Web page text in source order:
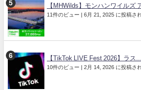
【MHWilds】モンハンワイルズ
11件のビュー | 6月 21, 2025 に投稿さ
【TikTok LIVE Fest 2026】ラス...
10件のビュー | 2月 14, 2026 に投稿さ